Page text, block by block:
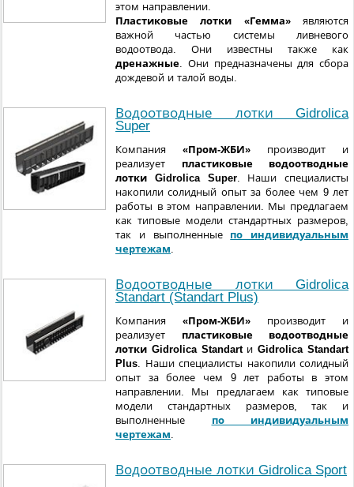
этом направлении.
Пластиковые лотки «Гемма»являются
важной частью системы ливневого
водоотвода. Они известны также как
дренажные. Они предназначены для сбора
дождевой и талой воды.
Водоотводные лотки Gidrolica
Super
Компания «Пром-ЖБИ» производит и
реализует пластиковые водоотводные
лотки Gidrolica Super. Наши специалисты
накопили солидный опыт за более чем 9 лет
работы в этом направлении. Мы предлагаем
как типовые модели стандартных размеров,
так и выполненные по индивидуальным
чертежам.
Водоотводные лотки Gidrolica
Standart (Standart Plus)
Компания «Пром-ЖБИ» производит и
реализует пластиковые водоотводные
лотки Gidrolica StandartиGidrolica Standart
Plus. Наши специалисты накопили солидный
опыт за более чем 9 лет работы в этом
направлении. Мы предлагаем как типовые
модели стандартных размеров, так и
выполненные по индивидуальным
чертежам.
Водоотводные лотки Gidrolica Sport